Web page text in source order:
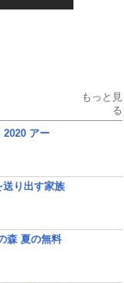
もっと見
る
2020 アー
送り出す家族
森 夏の無料